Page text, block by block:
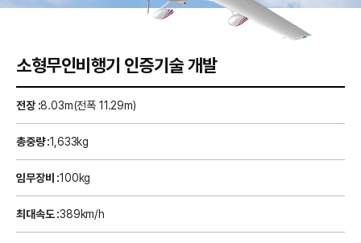
R
소형무인비행기 인증기술 개발
전장 :8.03m(전폭 11.29m)
총중량 :1,633kg
임무장비 :100kg
최대속도 :389km/h